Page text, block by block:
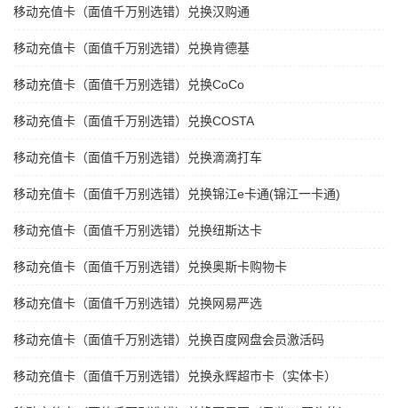
移动充值卡（面值千万别选错）兑换汉购通
移动充值卡（面值千万别选错）兑换肯德基
移动充值卡（面值千万别选错）兑换CoCo
移动充值卡（面值千万别选错）兑换COSTA
移动充值卡（面值千万别选错）兑换滴滴打车
移动充值卡（面值千万别选错）兑换锦江e卡通(锦江一卡通)
移动充值卡（面值千万别选错）兑换纽斯达卡
移动充值卡（面值千万别选错）兑换奥斯卡购物卡
移动充值卡（面值千万别选错）兑换网易严选
移动充值卡（面值千万别选错）兑换百度网盘会员激活码
移动充值卡（面值千万别选错）兑换永辉超市卡（实体卡）